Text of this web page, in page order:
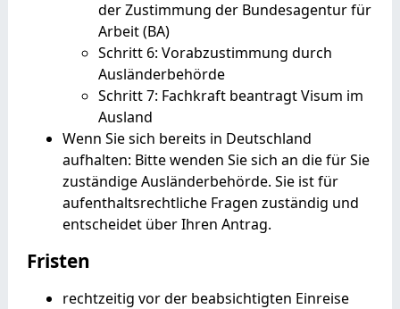
der Zustimmung der Bundesagentur für
Arbeit (BA)
Schritt 6: Vorabzustimmung durch
Ausländerbehörde
Schritt 7: Fachkraft beantragt Visum im
Ausland
Wenn Sie sich bereits in Deutschland
aufhalten: Bitte wenden Sie sich an die für Sie
zuständige Ausländerbehörde. Sie ist für
aufenthaltsrechtliche Fragen zuständig und
entscheidet über Ihren Antrag.
Fristen
rechtzeitig vor der beabsichtigten Einreise